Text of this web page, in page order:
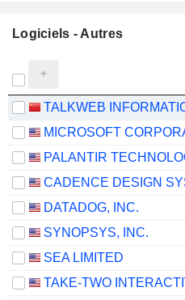
Logiciels - Autres
DATADOG, INC.
SYNOPSYS, INC.
SEA LIMITED